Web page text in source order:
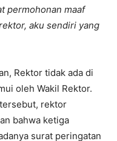
permohonan maaf
aku sendiri yang
Rektor tidak ada di
oleh Wakil Rektor.
rektor
bahwa ketiga
surat peringatan